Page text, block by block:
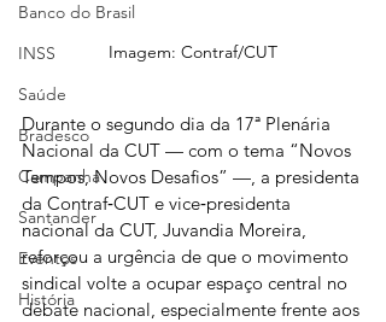
Banco do Brasil
INSS
Saúde
Bradesco
Campanha
Santander
Eventos
História
Imagem: Contraf/CUT
Durante o segundo dia da 17ª Plenária
Nacional da CUT — com o tema “Novos
Tempos, Novos Desafios” —, a presidenta
da Contraf‑CUT e vice‑presidenta
nacional da CUT, Juvandia Moreira,
reforçou a urgência de que o movimento
sindical volte a ocupar espaço central no
debate nacional, especialmente frente aos